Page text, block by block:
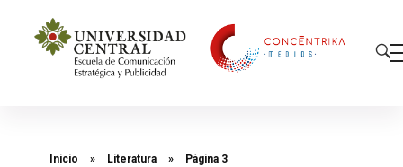
Inicio » Literatura » Página 3